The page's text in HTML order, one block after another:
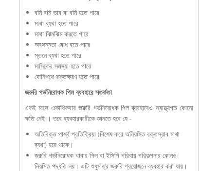
বমি বমি ভাব বা বমি হতে পারে
মাথা ব্যথা হতে পারে
মাথা ঝিমঝিম করতে পারে
অবসন্নতা বোধ হতে পারে
স্তনে ব্যথা হতে পারে
মাসিকের সমস্যা হতে পারে
যোনিপথে রক্তক্ষরণ হতে পারে
জরুরি গর্ভনিরোধক পিল ব্যবহারে সতর্কতা
একই মাসে একাধিকবার জরুরি গর্ভনিরোধক পিল ব্যবহারেও স্বাস্থ্যগত কোনো
ক্ষতি নেই । তবে ব্যবহারকারীকে জানতে হবে যে -
অতিরিক্ত পার্শ্ব প্রতিক্রিয়া (বিশেষ করে অনিয়মিত রক্তস্রাব মাথা
ব্যথা) হয়ে থাকে।
জরুরি গর্ভনিরোধক খাবার পিল বা ইসিপি পরিবার পরিকল্পনার কোনও
নিয়মিত পদ্ধতি নয়। এটি শুধুমাত্র জরুরি প্রয়োজনে ব্যবহার করা যায়।